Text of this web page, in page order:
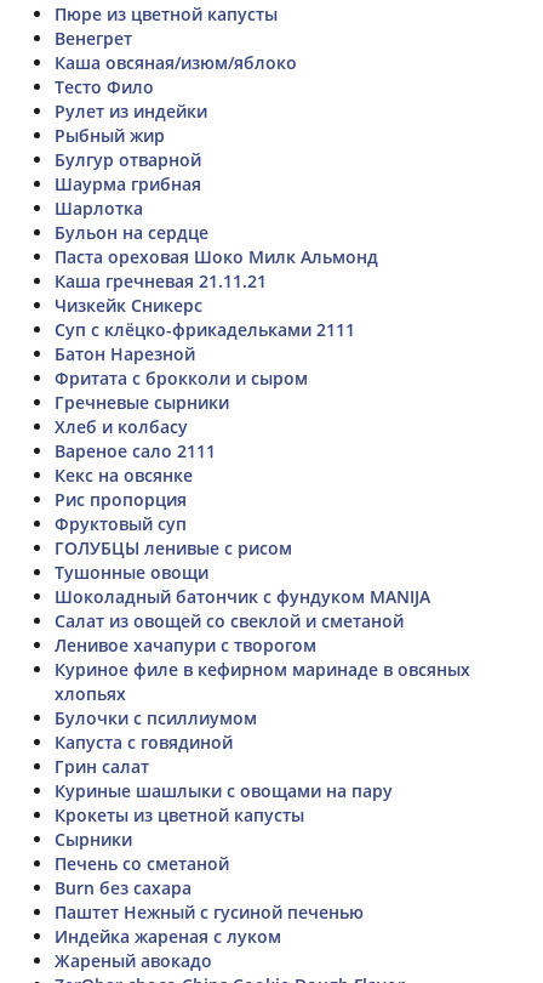
Пюре из цветной капусты
Венегрет
Каша овсяная/изюм/яблоко
Тесто Фило
Рулет из индейки
Рыбный жир
Булгур отварной
Шаурма грибная
Шарлотка
Бульон на сердце
Паста ореховая Шоко Милк Альмонд
Каша гречневая 21.11.21
Чизкейк Сникерс
Суп с клёцко-фрикадельками 2111
Батон Нарезной
Фритата с брокколи и сыром
Гречневые сырники
Хлеб и колбасу
Вареное сало 2111
Кекс на овсянке
Рис пропорция
Фруктовый суп
ГОЛУБЦЫ ленивые с рисом
Тушонные овощи
Шоколадный батончик с фундуком MANIJA
Салат из овощей со свеклой и сметаной
Ленивое хачапури с творогом
Куриное филе в кефирном маринаде в овсяных
хлопьях
Булочки с псиллиумом
Капуста с говядиной
Грин салат
Куриные шашлыки с овощами на пару
Крокеты из цветной капусты
Сырники
Печень со сметаной
Burn без сахара
Паштет Нежный с гусиной печенью
Индейка жареная с луком
Жареный авокадо